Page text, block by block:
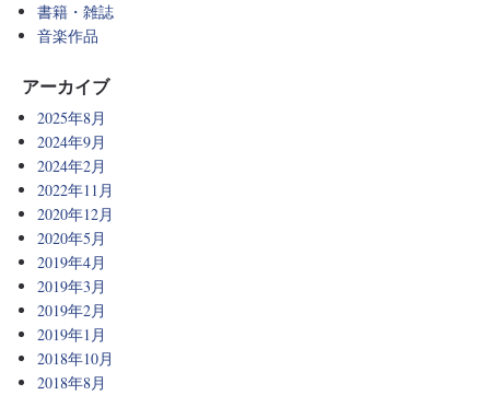
書籍・雑誌
音楽作品
アーカイブ
2025年8月
2024年9月
2024年2月
2022年11月
2020年12月
2020年5月
2019年4月
2019年3月
2019年2月
2019年1月
2018年10月
2018年8月